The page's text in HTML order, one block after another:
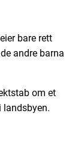
bare rett
andre barna
om et
landsbyen.